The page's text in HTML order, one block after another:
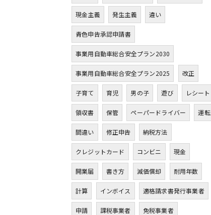
現金主義 発生主義 違い
青色申告承認申請書
事業用自動車総合安全プラン2030
事業用自動車総合安全プラン2025 改正
子育て 育児 男の子 遊び レシート
領収書 保管 ペーパードライバー 運転
間違い 修正申告 納税方法
クレジットカード コンビニ 現金
開業届 書き方 減価償却 耐用年数
計算 インボイス 適格請求書発行事業者
申請 課税事業者 免税事業者